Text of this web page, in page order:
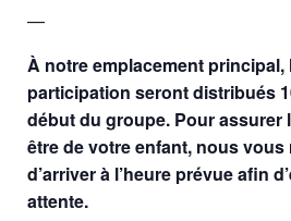
—
À notre emplacement
participation seront distribués
début du groupe. Pour assurer
être de votre enfant, nous
d’arriver à l’heure prévue afin
attente.